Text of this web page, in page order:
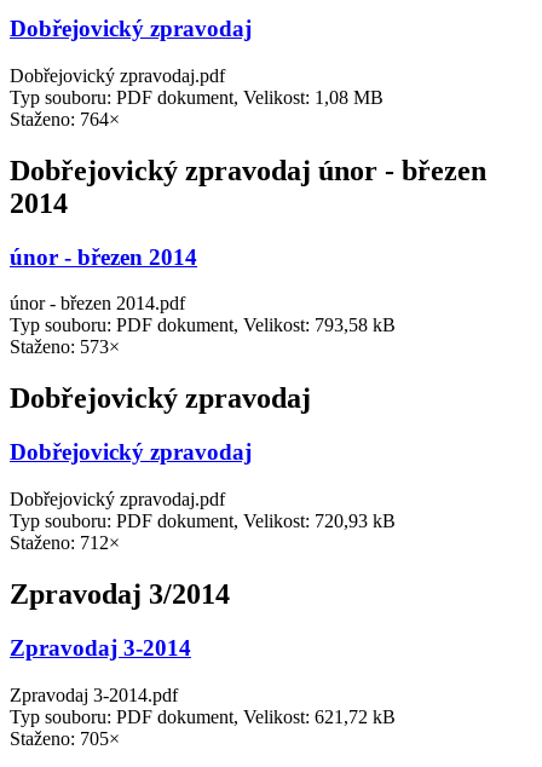
Dobřejovický zpravodaj
Dobřejovický zpravodaj.pdf
Typ souboru: PDF dokument, Velikost: 1,08 MB
Staženo: 764×
Dobřejovický zpravodaj únor - březen
2014
únor - březen 2014
únor - březen 2014.pdf
Typ souboru: PDF dokument, Velikost: 793,58 kB
Staženo: 573×
Dobřejovický zpravodaj
Dobřejovický zpravodaj
Dobřejovický zpravodaj.pdf
Typ souboru: PDF dokument, Velikost: 720,93 kB
Staženo: 712×
Zpravodaj 3/2014
Zpravodaj 3-2014
Zpravodaj 3-2014.pdf
Typ souboru: PDF dokument, Velikost: 621,72 kB
Staženo: 705×